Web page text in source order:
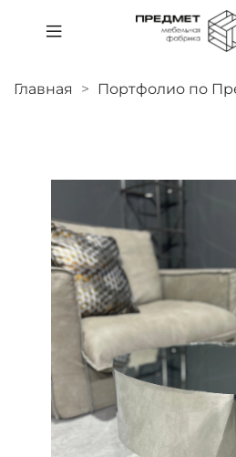
Главная Портфолио по